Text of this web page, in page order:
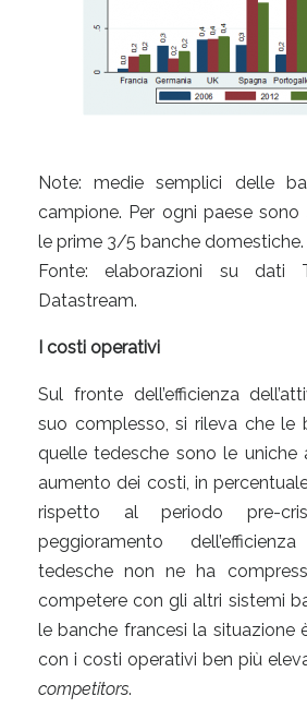
Note: medie semplici delle
campione. Per ogni paese
le prime 3/5 banche domestiche.
Fonte: elaborazioni su dati
Datastream.
I costi operativi
Sul fronte dell’efficienza
suo complesso, si rileva che le
quelle tedesche sono le uniche
aumento dei costi, in
rispetto al periodo pre-
peggioramento
tedesche non ne ha
competere con gli altri sistemi
le banche francesi la situazione
con i costi operativi ben più
competitors.